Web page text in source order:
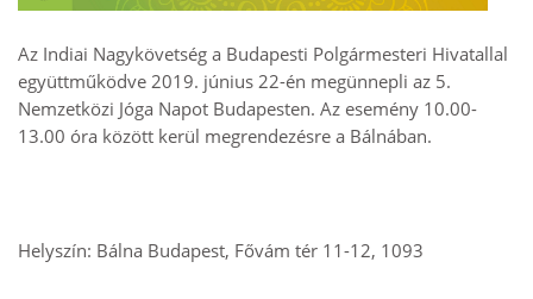
Az Indiai Nagykövetség a Budapesti Polgármesteri Hivatallal
együttműködve 2019. június 22-én megünnepli az 5.
Nemzetközi Jóga Napot Budapesten. Az esemény 10.00-
13.00 óra között kerül megrendezésre a Bálnában.
Helyszín: Bálna Budapest, Fővám tér 11-12, 1093